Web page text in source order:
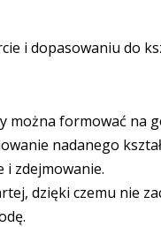
i dopasowaniu do
formować na
nadanego
i zdejmowanie.
dzięki czemu nie